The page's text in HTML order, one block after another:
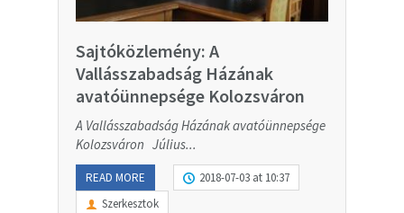
Sajtóközlemény: A
Vallásszabadság Házának
avatóünnepsége Kolozsváron
A Vallásszabadság Házának avatóünnepsége
Kolozsváron Július...
READ MORE
2018-07-03 at 10:37
Szerkesztok